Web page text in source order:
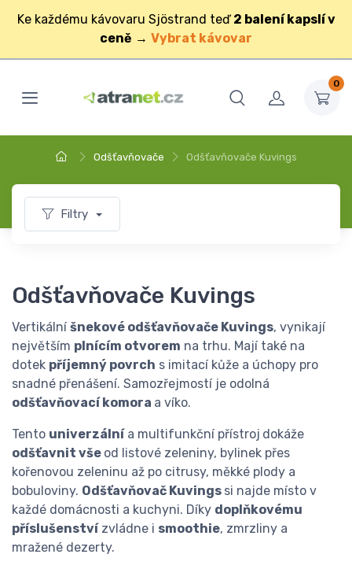
Ke každému kávovaru Sjöstrand teď 2 balení kapslí v
ceně → Vybrat kávovar
0
Odšťavňovače Odšťavňovače Kuvings
Filtry
Odšťavňovače Kuvings
Vertikálníšnekové odšťavňovače Kuvings, vynikají
největším plnícím otvorem na trhu. Mají také na
dotek příjemný povrch s imitací kůže a úchopy pro
snadné přenášení. Samozřejmostí je odolná
odšťavňovací komora a víko.
Tento univerzálnía multifunkční přístroj dokáže
odšťavnit vše od listové zeleniny, bylinek přes
kořenovou zeleninu až po citrusy, měkké plody a
bobuloviny. Odšťavňovač Kuvings si najde místo v
každé domácnosti a kuchyni. Díky doplňkovému
příslušenstvízvládne i smoothie, zmrzliny a
mražené dezerty.